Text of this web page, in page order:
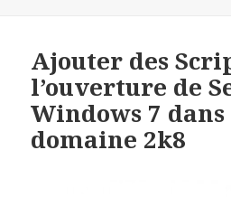
Ajouter des
l’ouverture de
Windows 7
domaine 2k8